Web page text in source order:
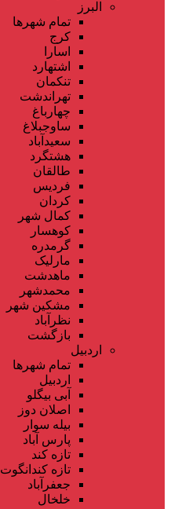
البرز
تمام شهر‌ها
کرج
اسارا
اشتهارد
تنکمان
تهراندشت
چهارباغ
ساوجبلاغ
سعیدآباد
هشتگرد
طالقان
فردیس
کردان
کمال شهر
کوهسار
گرمدره
مارلیک
ماهدشت
محمدشهر
مشکین شهر
نظرآباد
بازگشت
اردبیل
تمام شهر‌ها
اردبیل
آبی بیگلو
اصلان دوز
بیله سوار
پارس آباد
تازه کند
تازه کندانگوت
جعفرآباد
خلخال